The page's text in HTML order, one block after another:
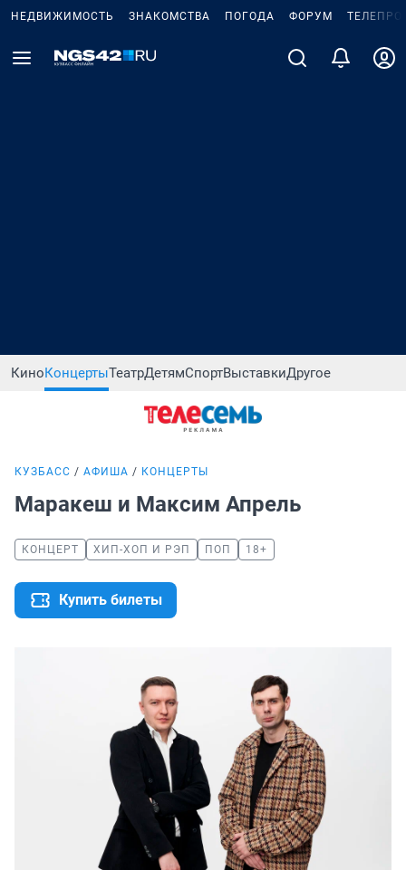
НЕДВИЖИМОСТЬ ЗНАКОМСТВА ПОГОДА ФОРУМ
КиноКонцертыТеатрДетямСпортВыставкиДругое
КУЗБАСС АФИША КОНЦЕРТЫ
Маракеш и Максим Апрель
КОНЦЕРТ ХИП-ХОП И РЭП ПОП 18+
Купить билеты